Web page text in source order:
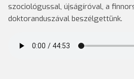
szociológussal, újságíróval, a
doktoranduszával beszélgettünk.